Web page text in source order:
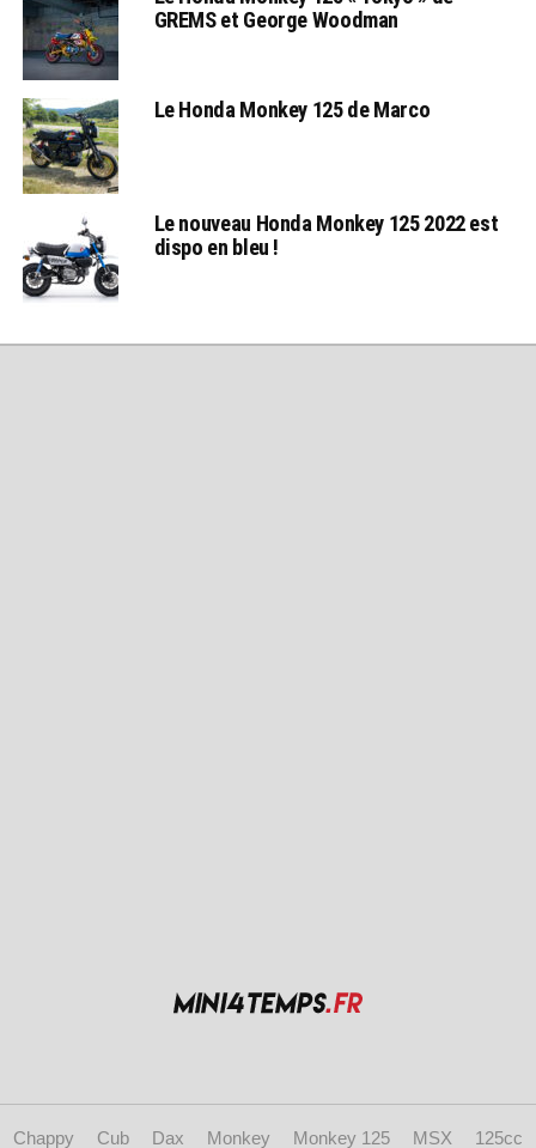
GREMS et George Woodman
Le Honda Monkey 125 de Marco
Le nouveau Honda Monkey 125 2022 est
dispo en bleu !
Chappy Cub Dax Monkey Monkey 125 MSX 125cc